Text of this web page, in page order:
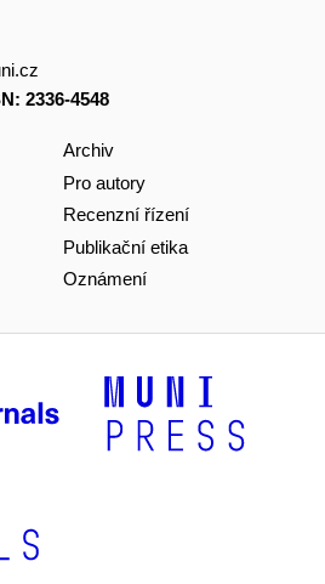
2336-4548
Archiv
Pro autory
Recenzní řízení
Publikační etika
Oznámení